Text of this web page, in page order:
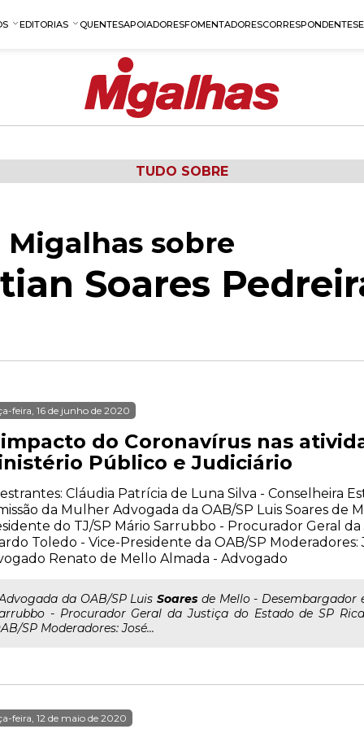
EDITORIAS QUENTESAPOIADORESFOMENTADORESCORRESPONDENTES
TUDO SOBRE
sobre
Soares
feira, 16 de junho de 2020
do Coronavírus nas
Público e Judiciário
Cláudia Patrícia de Luna Silva - Conselheira
da Mulher Advogada da OAB/SP Luis Soares de
do TJ/SP Mário Sarrubbo - Procurador Geral da
Toledo - Vice-Presidente da OAB/SP
Renato de Mello Almada - Advogado
da OAB/SP LuisSoares de Mello - Desembargador
- Procurador Geral da Justiça do Estado de SP
SP Moderadores: José...
feira, 12 de maio de 2020